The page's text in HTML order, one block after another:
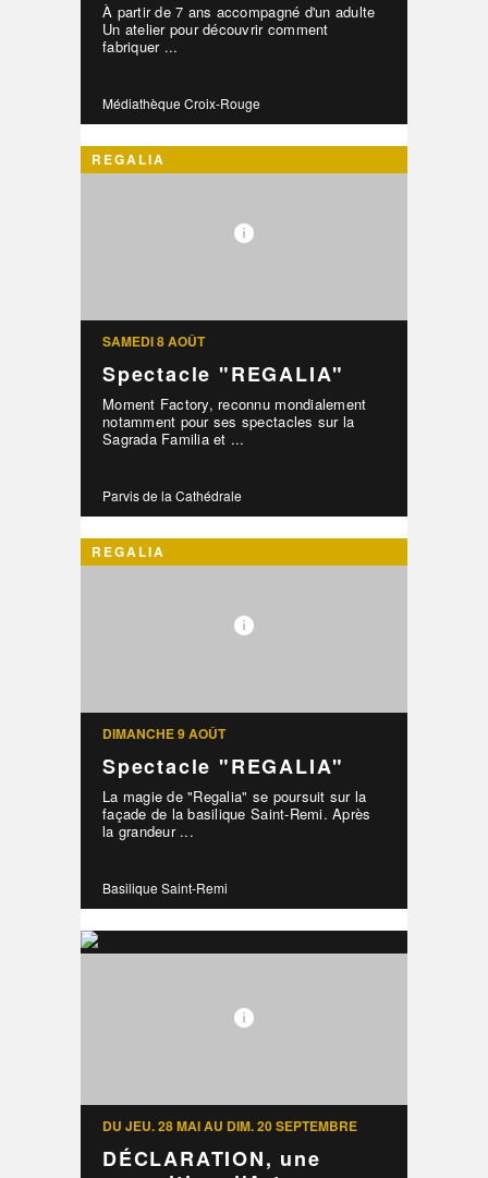
À partir de 7 ans accompagné d'un adulte
Un atelier pour découvrir comment
fabriquer ...
Médiathèque Croix-Rouge
REGALIA
SAMEDI 8 AOÛT
Spectacle "REGALIA"
Moment Factory, reconnu mondialement
notamment pour ses spectacles sur la
Sagrada Familia et ...
Parvis de la Cathédrale
REGALIA
DIMANCHE 9 AOÛT
Spectacle "REGALIA"
La magie de "Regalia" se poursuit sur la
façade de la basilique Saint-Remi. Après
la grandeur ...
Basilique Saint-Remi
DU JEU. 28 MAI AU DIM. 20 SEPTEMBRE
DÉCLARATION, une